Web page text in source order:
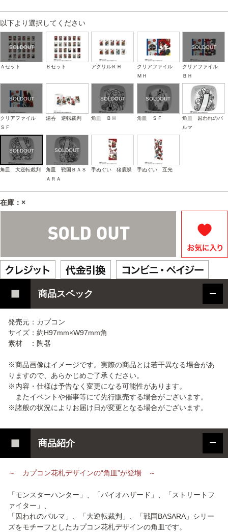
以下より選択してください
Ａセット Ｂセット アクリルＫＨ
クリアファイル
ＭＨ
クリアファイル
ＢＨ
クリアファイル
ＳＦ
湯呑 逆転裁判 角皿 ＢＨ 角皿 ＳＦ
角皿 囚われのパ
ルマ
角皿 大逆転裁判
角皿 戦国ＢＡＳ
ＡＲＡ
手ぬぐい 猪鹿蝶 手ぬぐい 互光
在庫：×
商品スペック
発売元：カプコン
サイズ：約H97mm×W97mm角
素材 ：陶器
※商品画像はイメージです。実際の商品とは若干異なる場合があ
りますので、あらかじめご了承ください。
※内容・仕様は予告なく変更になる可能性があります。
またイベントや催事等にて先行販売する場合がございます。
※諸般の状況によりお届け日が変更となる場合がございます。
商品紹介
～ カプコン花札デザインの“角皿”が登場 ～
「モンスターハンター」、「バイオハザード」、「ストリートフ
ァイター」、
「囚われのパルマ」、「大逆転裁判」、「戦国BASARA」シリー
ズをモチーフとしたカプコン花札デザインの角皿です。